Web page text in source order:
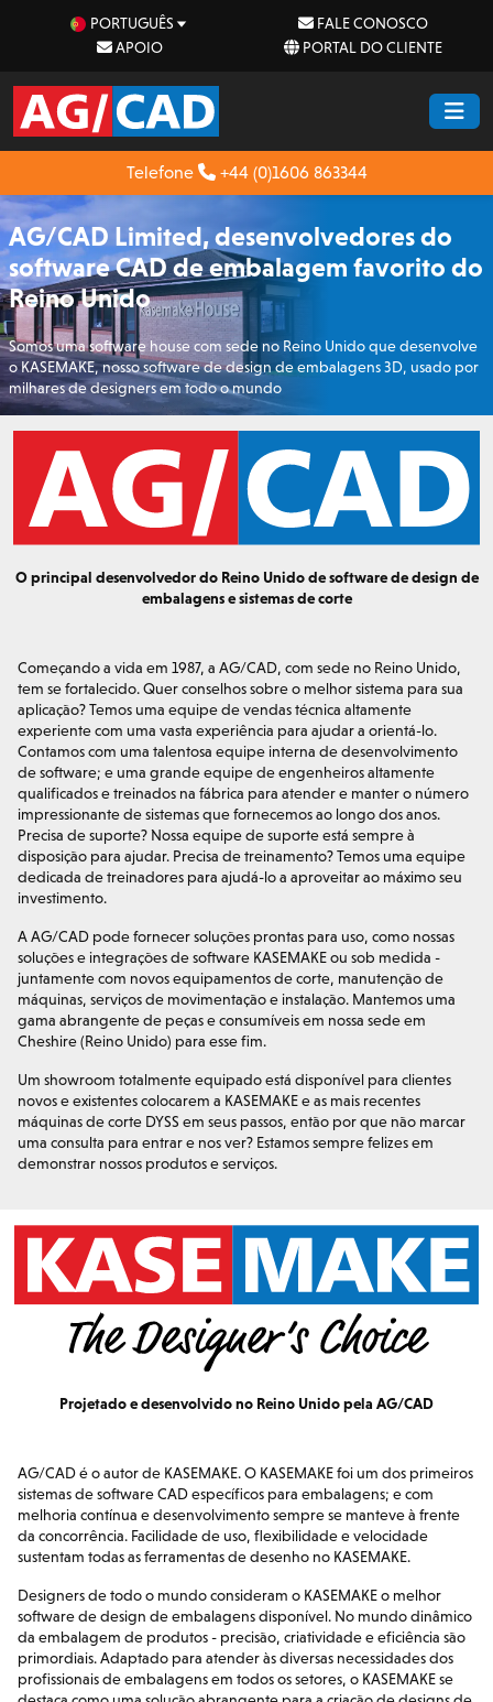
PORTUGUÊS
FALE CONOSCO
APOIO
PORTAL DO CLIENTE
Telefone +44 (0)1606 863344
AG/CAD Limited, desenvolvedores do
software CAD de embalagem favorito do
Reino Unido
Somos uma software house com sede no Reino Unido que desenvolve
o KASEMAKE, nosso software de design de embalagens 3D, usado por
milhares de designers em todo o mundo
O principal desenvolvedor do Reino Unido de software de design de
embalagens e sistemas de corte
Começando a vida em 1987, a AG/CAD, com sede no Reino Unido,
tem se fortalecido. Quer conselhos sobre o melhor sistema para sua
aplicação? Temos uma equipe de vendas técnica altamente
experiente com uma vasta experiência para ajudar a orientá-lo.
Contamos com uma talentosa equipe interna de desenvolvimento
de software; e uma grande equipe de engenheiros altamente
qualificados e treinados na fábrica para atender e manter o número
impressionante de sistemas que fornecemos ao longo dos anos.
Precisa de suporte? Nossa equipe de suporte está sempre à
disposição para ajudar. Precisa de treinamento? Temos uma equipe
dedicada de treinadores para ajudá-lo a aproveitar ao máximo seu
investimento.
A AG/CAD pode fornecer soluções prontas para uso, como nossas
soluções e integrações de software KASEMAKE ou sob medida -
juntamente com novos equipamentos de corte, manutenção de
máquinas, serviços de movimentação e instalação. Mantemos uma
gama abrangente de peças e consumíveis em nossa sede em
Cheshire (Reino Unido) para esse fim.
Um showroom totalmente equipado está disponível para clientes
novos e existentes colocarem a KASEMAKE e as mais recentes
máquinas de corte DYSS em seus passos, então por que não marcar
uma consulta para entrar e nos ver? Estamos sempre felizes em
demonstrar nossos produtos e serviços.
Projetado e desenvolvido no Reino Unido pela AG/CAD
AG/CAD é o autor de KASEMAKE. O KASEMAKE foi um dos primeiros
sistemas de software CAD específicos para embalagens; e com
melhoria contínua e desenvolvimento sempre se manteve à frente
da concorrência. Facilidade de uso, flexibilidade e velocidade
sustentam todas as ferramentas de desenho no KASEMAKE.
Designers de todo o mundo consideram o KASEMAKE o melhor
software de design de embalagens disponível. No mundo dinâmico
da embalagem de produtos - precisão, criatividade e eficiência são
primordiais. Adaptado para atender às diversas necessidades dos
profissionais de embalagens em todos os setores, o KASEMAKE se